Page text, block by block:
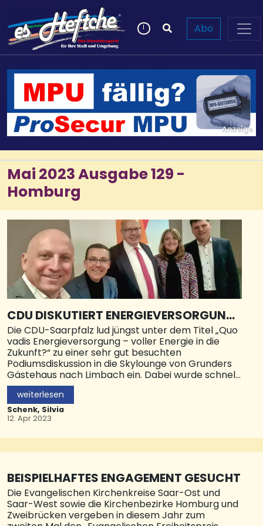
Abo
Mai 2023 Ausgabe 129 -
Homburg
CDU DISKUTIERT ENERGIEVERSORGUNG
DER ZUKUNFT
Die CDU-Saarpfalz lud jüngst unter dem Titel „Quo
vadis Energieversorgung – voller Energie in die
Zukunft?“ zu einer sehr gut besuchten
Podiumsdiskussion in die Skylounge von Grunders
Gästehaus nach Limbach ein. Dabei wurde schnell
klar: Die CDU fordert eine ideologiefreie und
technologieoffene Lösungssuche. Die jüngsten
Verbote und Vorgaben der Berliner Ampel
überfordern die Eigenheimbesitzer. Die CDU will
gemeinsam mit Bürgern gestalten.
Podiumsteilnehmer Nicht nur in der Debatte um
das kommende Klimaschutzgesetz auf
Landesebene, sondern auch mit Blick auf die
Alltagsängste der Bürgerinnen und Bürger im
Zusammenhang mit der Energieversorgung und
weiterlesen
Schenk, Silvia
12. Apr 2023
BEISPIELHAFTES ENGAGEMENT GESUCHT
Die Evangelischen Kirchenkreise Saar-Ost und
Saar-West sowie die Kirchenbezirke Homburg und
Zweibrücken vergeben in diesem Jahr zum